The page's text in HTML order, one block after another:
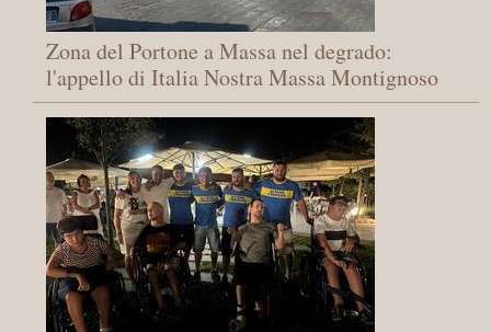
Zona del Portone a Massa nel degrado:
l'appello di Italia Nostra Massa Montignoso